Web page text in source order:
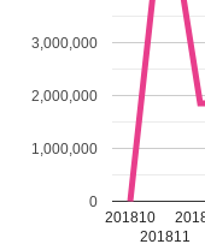
201810
201811
0
1,000,000
2,000,000
3,000,000